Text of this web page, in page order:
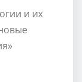
и их